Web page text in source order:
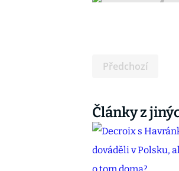
Předchozí
Články z